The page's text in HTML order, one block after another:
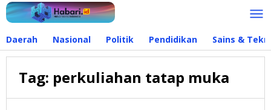
Lewati
ke
Daerah Nasional Politik Pendidikan Sains &
Tag: perkuliahan tatap muka